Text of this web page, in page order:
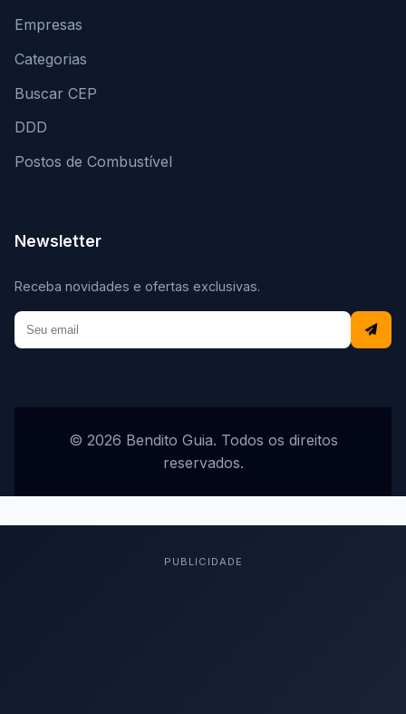
Empresas
Categorias
Buscar CEP
DDD
Postos de Combustível
Newsletter
Receba novidades e ofertas exclusivas.
© 2026 Bendito Guia. Todos os direitos
reservados.